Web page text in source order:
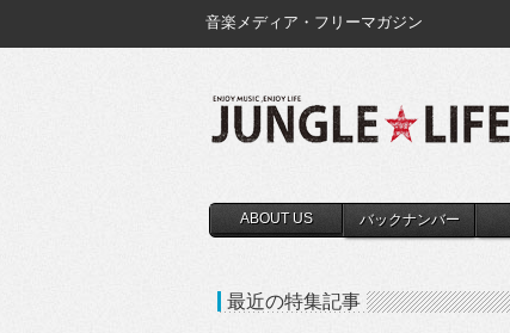
音楽メディア・フリーマガジン
ABOUT US バックナンバー
最近の特集記事